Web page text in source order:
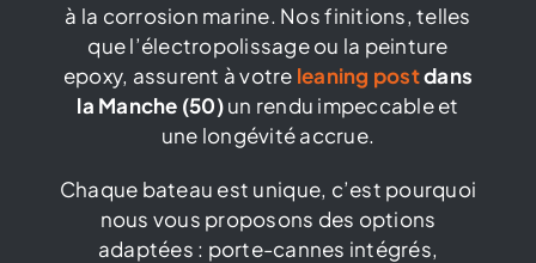
à la corrosion marine. Nos finitions, telles
que l’électropolissage ou la peinture
epoxy, assurent à votre leaning postdans
la Manche (50)un rendu impeccable et
une longévité accrue.
Chaque bateau est unique, c’est pourquoi
nous vous proposons des options
adaptées : porte-cannes intégrés,